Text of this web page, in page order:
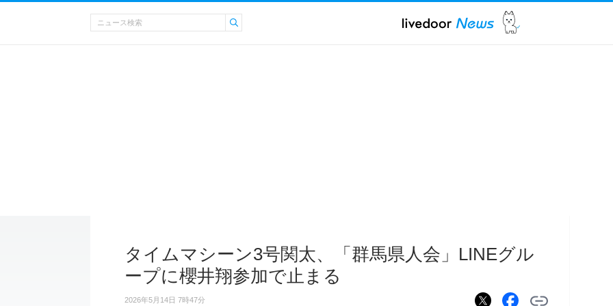
タイムマシーン3号関太、「群馬県人会」LINEグル
ープに櫻井翔参加で止まる
2026年5月14日 7時47分